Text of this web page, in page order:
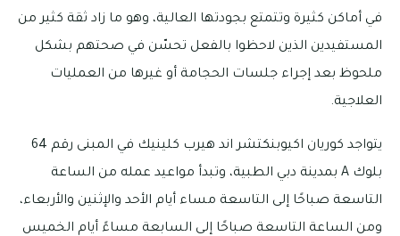
في أماكن كثيرة وتتمتع بجودتها العالية، وهو ما زاد ثقة كثير من
المستفيدين الذين لاحظوا بالفعل تحسّن في صحتهم بشكل
ملحوظ بعد إجراء جلسات الحجامة أو غيرها من العمليات
العلاجية.
يتواجد كوريان اكيوبنكتشر اند هيرب كلينيك في المبنى رقم 64
بلوك A بمدينة دبي الطبية، وتبدأ مواعيد عمله من الساعة
التاسعة صباحًا إلى التاسعة مساء أيام الأحد والإثنين والأربعاء،
ومن الساعة التاسعة صباحًا إلى السابعة مساءً أيام الخميس